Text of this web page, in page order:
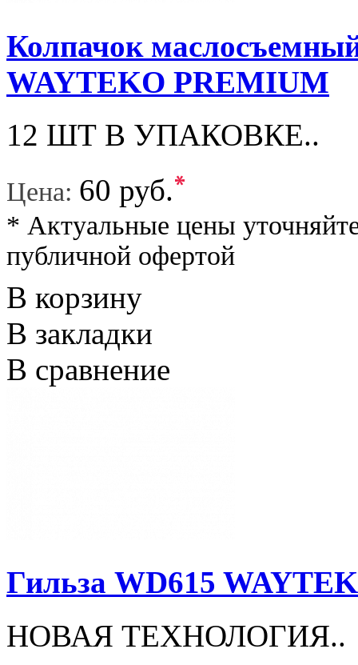
Колпачок
WAYTEKO PREMIUM
12 ШТ В УПАКОВКЕ..
Цена: 60 руб.*
* Актуальные цены
публичной офертой
В корзину
В закладки
В сравнение
Гильза WD615
НОВАЯ ТЕХНОЛОГИЯ..